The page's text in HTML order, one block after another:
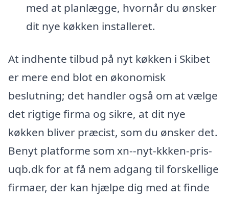
med at planlægge, hvornår du ønsker
dit nye køkken installeret.
At indhente tilbud på nyt køkken i Skibet
er mere end blot en økonomisk
beslutning; det handler også om at vælge
det rigtige firma og sikre, at dit nye
køkken bliver præcist, som du ønsker det.
Benyt platforme som xn--nyt-kkken-pris-
uqb.dk for at få nem adgang til forskellige
firmaer, der kan hjælpe dig med at finde